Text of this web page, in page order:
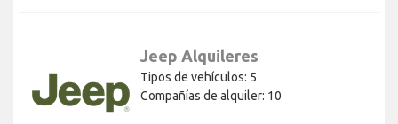
Jeep Alquileres
Tipos de vehículos: 5
Compañías de alquiler: 10